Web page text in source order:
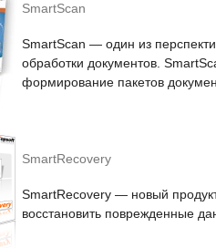
SmartScan
SmartScan — один из
обработки документов.
формирование пакетов
SmartRecovery
SmartRecovery — новый
восстановить поврежденные